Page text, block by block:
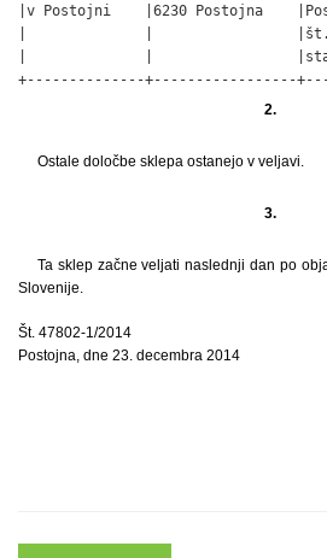
|v Postojni    |6230 Postojna
|              |                 |št.
|              |
+--------------+-----------------
2.
Ostale določbe sklepa ostanejo v veljavi.
3.
Ta sklep začne veljati naslednji dan po
Slovenije.
Št. 47802-1/2014
Postojna, dne 23. decembra 2014